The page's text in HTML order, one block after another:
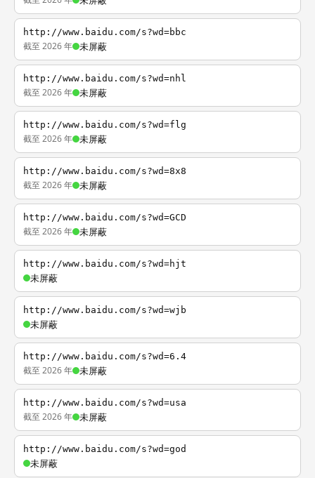
http://www.baidu.com/s?wd=bbc
截至 2026 年 未屏蔽
http://www.baidu.com/s?wd=nhl
截至 2026 年 未屏蔽
http://www.baidu.com/s?wd=flg
截至 2026 年 未屏蔽
http://www.baidu.com/s?wd=8x8
截至 2026 年 未屏蔽
http://www.baidu.com/s?wd=GCD
截至 2026 年 未屏蔽
http://www.baidu.com/s?wd=hjt
未屏蔽
http://www.baidu.com/s?wd=wjb
未屏蔽
http://www.baidu.com/s?wd=6.4
截至 2026 年 未屏蔽
http://www.baidu.com/s?wd=usa
截至 2026 年 未屏蔽
http://www.baidu.com/s?wd=god
未屏蔽